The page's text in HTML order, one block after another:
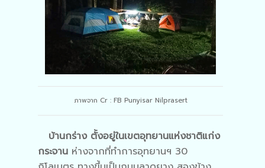
ภาพจาก Cr : FB Punyisar Nilprasert
บ้านกร่าง ตั้งอยู่ในเขตอุทยานแห่งชาติแก่ง
กระจาน ห่างจากที่ทำการอุทยานฯ 30